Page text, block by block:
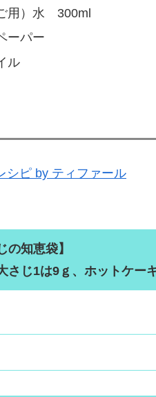
用）水 300ml
ーパー
ル
シピ by ティファール
の知恵袋】
さじ1は9ｇ、ホットケー